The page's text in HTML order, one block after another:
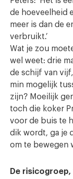
de hoeveelheid
meer is dan de
verbruikt.’
Wat je zou
wel weet: drie
de schijf van
min mogelijk
zijn? Moeilijk
toch die koker
voor de buis te
dik wordt, ga je
om te bewegen
De risicogroep,